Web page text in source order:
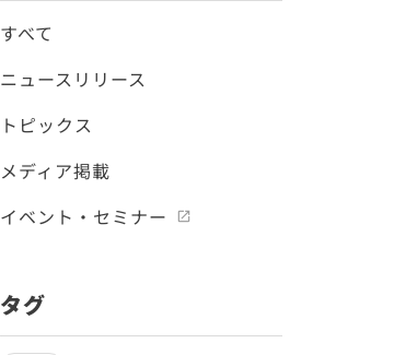
すべて
ニュースリリース
トピックス
メディア掲載
イベント・セミナー
タグ